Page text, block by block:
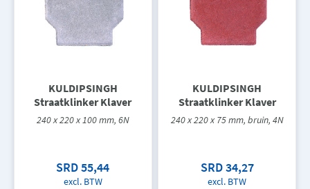
KULDIPSINGH
Straatklinker Klaver
240 x 220 x 100 mm, 6N
SRD 55,44
excl. BTW
KULDIPSINGH
Straatklinker Klaver
240 x 220 x 75 mm, bruin, 4N
SRD 34,27
excl. BTW